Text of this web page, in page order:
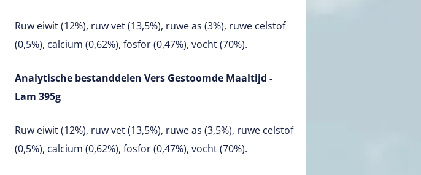
Ruw eiwit (12%), ruw vet (13,5%), ruwe as (3%), ruwe celstof
(0,5%), calcium (0,62%), fosfor (0,47%), vocht (70%).
Analytische bestanddelen Vers Gestoomde Maaltijd -
Lam 395g
Ruw eiwit (12%), ruw vet (13,5%), ruwe as (3,5%), ruwe celstof
(0,5%), calcium (0,62%), fosfor (0,47%), vocht (70%).